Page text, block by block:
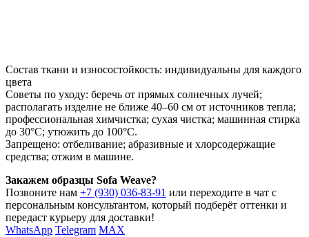
Состав ткани и износостойкость: индивидуальны для каждого
цвета
Советы по уходу: беречь от прямых солнечных лучей;
располагать изделие не ближе 40–60 см от источников тепла;
профессиональная химчистка; сухая чистка; машинная стирка
до 30°C; утюжить до 100°C.
Запрещено: отбеливание; абразивные и хлорсодержащие
средства; отжим в машине.
Закажем образцы Sofa Weave?
Позвоните нам +7 (930) 036-83-91 или переходите в чат с
персональным консультантом, который подберёт оттенки и
передаст курьеру для доставки!
WhatsApp Telegram MAX